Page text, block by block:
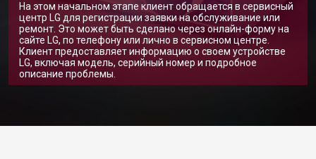
На этом начальном этапе клиент обращается в сервисный
центр LG для регистрации заявки на обслуживание или
ремонт. Это может быть сделано через онлайн-форму на
сайте LG, по телефону или лично в сервисном центре.
Клиент предоставляет информацию о своем устройстве
LG, включая модель, серийный номер и подробное
описание проблемы.